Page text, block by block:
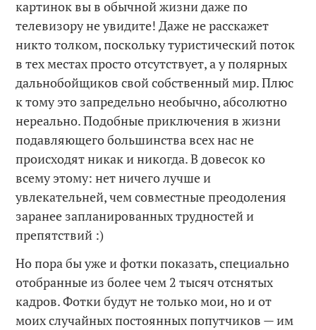
картинок вы в обычной жизни даже по
телевизору не увидите! Даже не расскажет
никто толком, поскольку туристический поток
в тех местах просто отсутствует, а у полярных
дальнобойщиков свой собственный мир. Плюс
к тому это запредельно необычно, абсолютно
нереально. Подобные приключения в жизни
подавляющего большинства всех нас не
происходят никак и никогда. В довесок ко
всему этому: нет ничего лучше и
увлекательней, чем совместные преодоления
заранее запланированных трудностей и
препятствий :)
Но пора бы уже и фотки показать, специально
отобранные из более чем 2 тысяч отснятых
кадров. Фотки будут не только мои, но и от
моих случайных постоянных попутчиков — им